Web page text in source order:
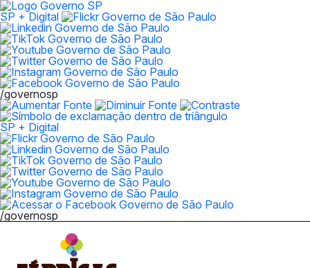
SP + Digital
/governosp
SP + Digital
/governosp